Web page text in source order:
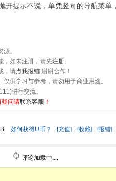
开提示不说，单凭竖向的导航菜单
。
，如未注册，请先注册。
，请点我报错,谢谢合作！
供学习与参考，请勿用于商业用途。
进行交流。
疑问请联系客服 ！
如何获得U币？ [充值] [收藏] [报错]
评论加载中....